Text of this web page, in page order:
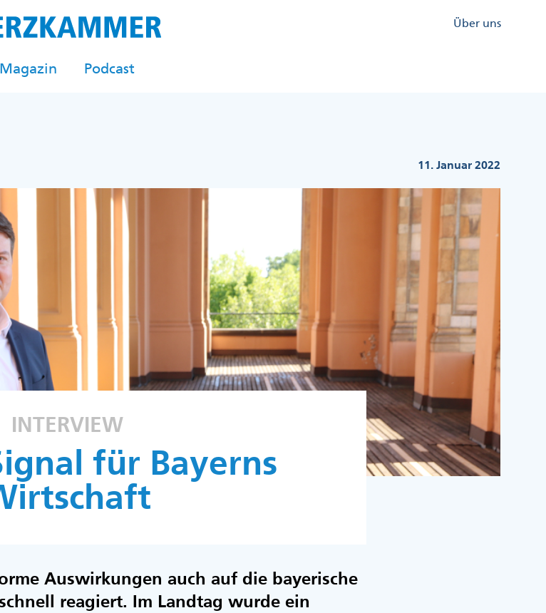
Kopfzeile
Über uns
Magazin Podcast
11. Januar 2022
INTERVIEW
für Bayerns
Auswirkungen auch auf die bayerische
reagiert. Im Landtag wurde ein